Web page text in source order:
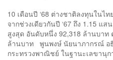
10 เดือนปี ‘68 ต่างชาติลงทุนในไ
จากช่วงเดียวกันปี ‘67 ถึง 1.15 แ
สูงสุด อันดับหนึ่ง 92,318 ล้านบา
ล้านบาท พูนพงษ์ นัยนาภากรณ์ อ
กระทรวงพาณิชย์ ในฐานะเลขานุ